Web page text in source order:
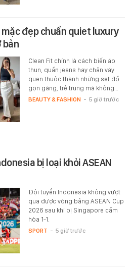
đẹp chuẩn quiet luxury
bản
Clean Fit chính là cách biến áo
thun, quần jeans hay chân váy
quen thuộc thành những set đồ
gọn gàng, trẻ trung mà không…
BEAUTY & FASHION - 5 giờ trước
bị loại khỏi ASEAN
Đội tuyển Indonesia không vượt
qua được vòng bảng ASEAN Cup
2026 sau khi bị Singapore cầm
hòa 1-1.
SPORT - 5 giờ trước